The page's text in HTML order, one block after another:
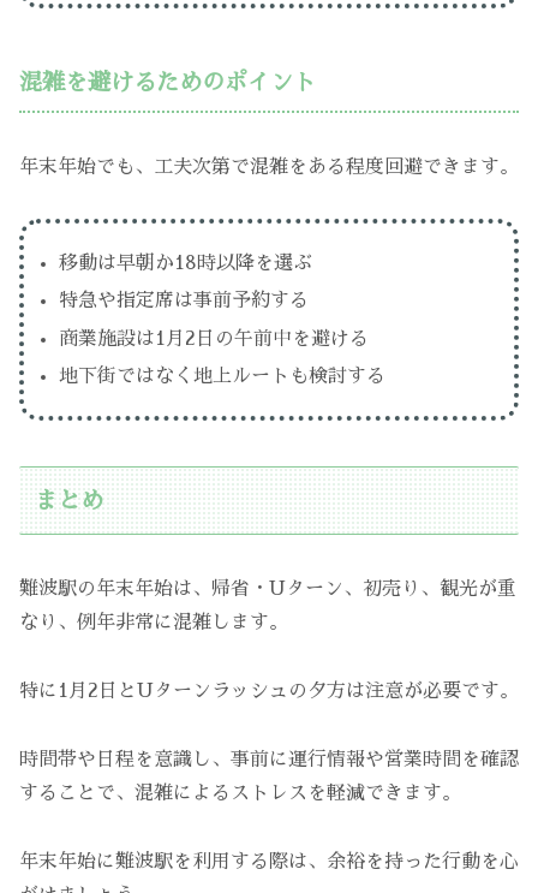
混雑を避けるためのポイント
年末年始でも、工夫次第で混雑をある程度回避できます。
移動は早朝か18時以降を選ぶ
特急や指定席は事前予約する
商業施設は1月2日の午前中を避ける
地下街ではなく地上ルートも検討する
まとめ
難波駅の年末年始は、帰省・Uターン、初売り、観光が重
なり、例年非常に混雑します。
特に1月2日とUターンラッシュの夕方は注意が必要です。
時間帯や日程を意識し、事前に運行情報や営業時間を確認
することで、混雑によるストレスを軽減できます。
年末年始に難波駅を利用する際は、余裕を持った行動を心